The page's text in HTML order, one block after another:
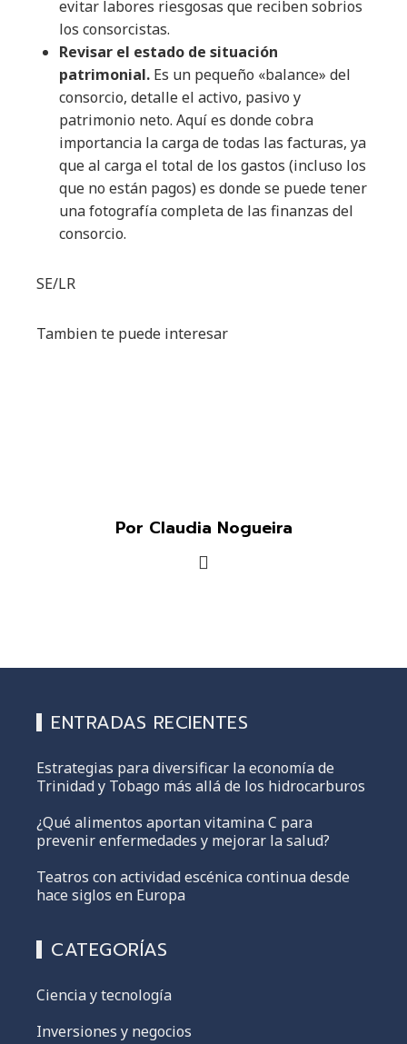
evitar labores riesgosas que reciben sobrios
los consorcistas.
Revisar el estado de situación
patrimonial. Es un pequeño «balance» del
consorcio, detalle el activo, pasivo y
patrimonio neto. Aquí es donde cobra
importancia la carga de todas las facturas, ya
que al carga el total de los gastos (incluso los
que no están pagos) es donde se puede tener
una fotografía completa de las finanzas del
consorcio.
SE/LR
Tambien te puede interesar
Por Claudia Nogueira
ENTRADAS RECIENTES
Estrategias para diversificar la economía de
Trinidad y Tobago más allá de los hidrocarburos
¿Qué alimentos aportan vitamina C para
prevenir enfermedades y mejorar la salud?
Teatros con actividad escénica continua desde
hace siglos en Europa
CATEGORÍAS
Ciencia y tecnología
Inversiones y negocios